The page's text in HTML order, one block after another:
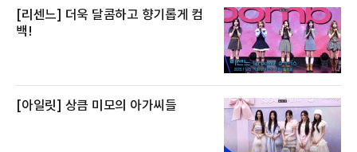
[리센느] 더욱 달콤하고 향기롭게 컴
백!
[아일릿] 상큼 미모의 아가씨들